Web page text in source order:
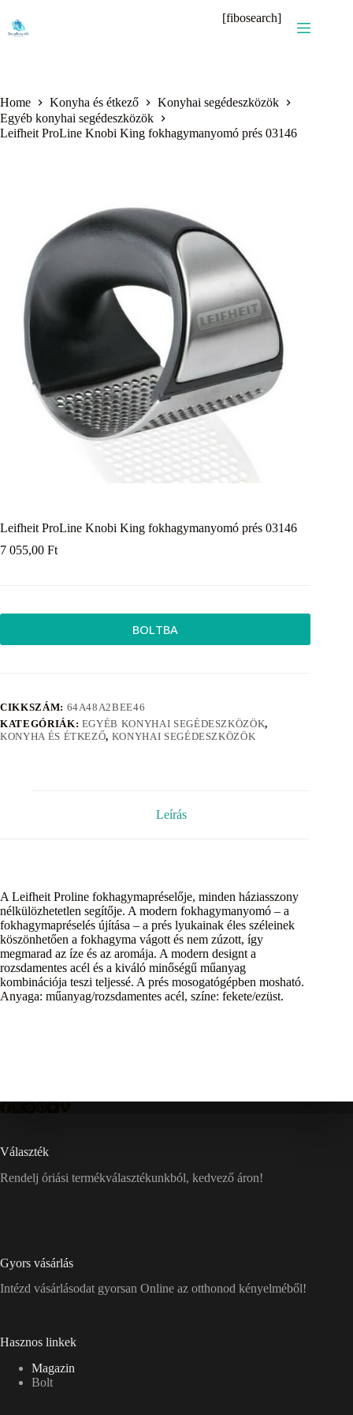
content
[fibosearch]
Home Konyha és étkező
Konyhai segédeszközök
Egyéb konyhai segédeszközök
Leifheit ProLine Knobi King fokhagymanyomó prés 03146
Leifheit ProLine Knobi King fokhagymanyomó prés 03146
7 055,00 Ft
BOLTBA
CIKKSZÁM: 64A48A2BEE46
KATEGÓRIÁK: EGYÉB KONYHAI SEGÉDESZKÖZÖK,
KONYHA ÉS ÉTKEZŐ, KONYHAI SEGÉDESZKÖZÖK
Leírás
A Leifheit Proline fokhagymapréselője, minden háziasszony
nélkülözhetetlen segítője. A modern fokhagymanyomó – a
fokhagymapréselés újítása – a prés lyukainak éles széleinek
köszönhetően a fokhagyma vágott és nem zúzott, így
megmarad az íze és az aromája. A modern designt a
rozsdamentes acél és a kiváló minőségű műanyag
kombinációja teszi teljessé. A prés mosogatógépben mosható.
Anyaga: műanyag/rozsdamentes acél, színe: fekete/ezüst.
Választék
Rendelj óriási termékválasztékunkból, kedvező áron!
Gyors vásárlás
Intézd vásárlásodat gyorsan Online az otthonod kényelméből!
Hasznos linkek
Magazin
Bolt